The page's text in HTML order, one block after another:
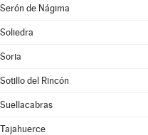
Serón de Nágima
Soliedra
Soria
Sotillo del Rincón
Suellacabras
Tajahuerce